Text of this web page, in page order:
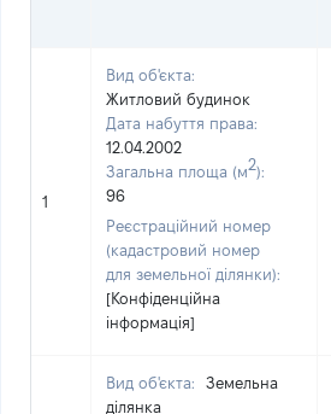
1
Вид об'єкта:
Житловий будинок
Дата набуття права:
12.04.2002
Загальна площа (м2):
96
Реєстраційний номер
(кадастровий номер
для земельної ділянки):
[Конфіденційна
інформація]
Вид об'єкта:
Земельна
ділянка